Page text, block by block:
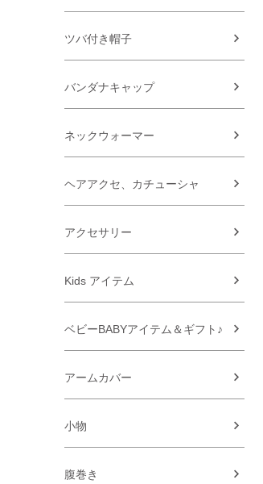
ツバ付き帽子
バンダナキャップ
ネックウォーマー
ヘアアクセ、カチューシャ
アクセサリー
Kids アイテム
ベビーBABYアイテム＆ギフト♪
アームカバー
小物
腹巻き